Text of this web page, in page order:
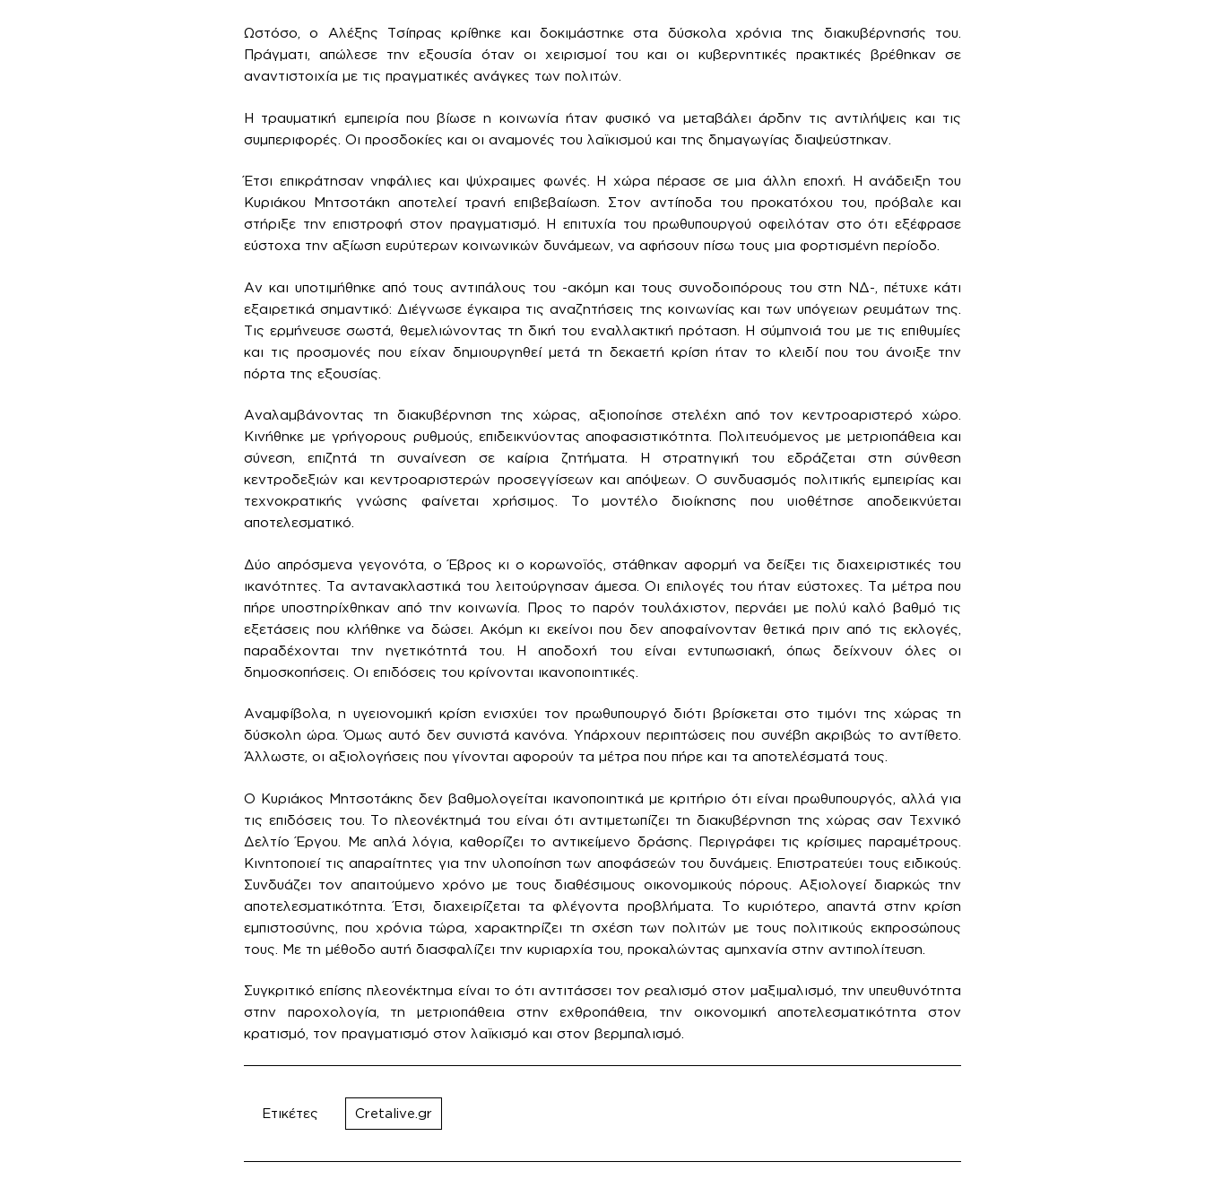
Ωστόσο, ο Αλέξης Τσίπρας κρίθηκε και δοκιμάστηκε στα δύσκολα χρόνια της διακυβέρνησής του.
Πράγματι, απώλεσε την εξουσία όταν οι χειρισμοί του και οι κυβερνητικές πρακτικές βρέθηκαν σε
αναντιστοιχία με τις πραγματικές ανάγκες των πολιτών.
Η τραυματική εμπειρία που βίωσε η κοινωνία ήταν φυσικό να μεταβάλει άρδην τις αντιλήψεις και τις
συμπεριφορές. Οι προσδοκίες και οι αναμονές του λαϊκισμού και της δημαγωγίας διαψεύστηκαν.
Έτσι επικράτησαν νηφάλιες και ψύχραιμες φωνές. Η χώρα πέρασε σε μια άλλη εποχή. Η ανάδειξη του
Κυριάκου Μητσοτάκη αποτελεί τρανή επιβεβαίωση. Στον αντίποδα του προκατόχου του, πρόβαλε και
στήριξε την επιστροφή στον πραγματισμό. Η επιτυχία του πρωθυπουργού οφειλόταν στο ότι εξέφρασε
εύστοχα την αξίωση ευρύτερων κοινωνικών δυνάμεων, να αφήσουν πίσω τους μια φορτισμένη περίοδο.
Αν και υποτιμήθηκε από τους αντιπάλους του -ακόμη και τους συνοδοιπόρους του στη ΝΔ-, πέτυχε κάτι
εξαιρετικά σημαντικό: Διέγνωσε έγκαιρα τις αναζητήσεις της κοινωνίας και των υπόγειων ρευμάτων της.
Τις ερμήνευσε σωστά, θεμελιώνοντας τη δική του εναλλακτική πρόταση. Η σύμπνοιά του με τις επιθυμίες
και τις προσμονές που είχαν δημιουργηθεί μετά τη δεκαετή κρίση ήταν το κλειδί που του άνοιξε την
πόρτα της εξουσίας.
Αναλαμβάνοντας τη διακυβέρνηση της χώρας, αξιοποίησε στελέχη από τον κεντροαριστερό χώρο.
Κινήθηκε με γρήγορους ρυθμούς, επιδεικνύοντας αποφασιστικότητα. Πολιτευόμενος με μετριοπάθεια και
σύνεση, επιζητά τη συναίνεση σε καίρια ζητήματα. Η στρατηγική του εδράζεται στη σύνθεση
κεντροδεξιών και κεντροαριστερών προσεγγίσεων και απόψεων. Ο συνδυασμός πολιτικής εμπειρίας και
τεχνοκρατικής γνώσης φαίνεται χρήσιμος. Το μοντέλο διοίκησης που υιοθέτησε αποδεικνύεται
αποτελεσματικό.
Δύο απρόσμενα γεγονότα, ο Έβρος κι ο κορωνοϊός, στάθηκαν αφορμή να δείξει τις διαχειριστικές του
ικανότητες. Τα αντανακλαστικά του λειτούργησαν άμεσα. Οι επιλογές του ήταν εύστοχες. Τα μέτρα που
πήρε υποστηρίχθηκαν από την κοινωνία. Προς το παρόν τουλάχιστον, περνάει με πολύ καλό βαθμό τις
εξετάσεις που κλήθηκε να δώσει. Ακόμη κι εκείνοι που δεν αποφαίνονταν θετικά πριν από τις εκλογές,
παραδέχονται την ηγετικότητά του. Η αποδοχή του είναι εντυπωσιακή, όπως δείχνουν όλες οι
δημοσκοπήσεις. Οι επιδόσεις του κρίνονται ικανοποιητικές.
Αναμφίβολα, η υγειονομική κρίση ενισχύει τον πρωθυπουργό διότι βρίσκεται στο τιμόνι της χώρας τη
δύσκολη ώρα. Όμως αυτό δεν συνιστά κανόνα. Υπάρχουν περιπτώσεις που συνέβη ακριβώς το αντίθετο.
Άλλωστε, οι αξιολογήσεις που γίνονται αφορούν τα μέτρα που πήρε και τα αποτελέσματά τους.
Ο Κυριάκος Μητσοτάκης δεν βαθμολογείται ικανοποιητικά με κριτήριο ότι είναι πρωθυπουργός, αλλά για
τις επιδόσεις του. Το πλεονέκτημά του είναι ότι αντιμετωπίζει τη διακυβέρνηση της χώρας σαν Τεχνικό
Δελτίο Έργου. Με απλά λόγια, καθορίζει το αντικείμενο δράσης. Περιγράφει τις κρίσιμες παραμέτρους.
Κινητοποιεί τις απαραίτητες για την υλοποίηση των αποφάσεών του δυνάμεις. Επιστρατεύει τους ειδικούς.
Συνδυάζει τον απαιτούμενο χρόνο με τους διαθέσιμους οικονομικούς πόρους. Αξιολογεί διαρκώς την
αποτελεσματικότητα. Έτσι, διαχειρίζεται τα φλέγοντα προβλήματα. Το κυριότερο, απαντά στην κρίση
εμπιστοσύνης, που χρόνια τώρα, χαρακτηρίζει τη σχέση των πολιτών με τους πολιτικούς εκπροσώπους
τους. Με τη μέθοδο αυτή διασφαλίζει την κυριαρχία του, προκαλώντας αμηχανία στην αντιπολίτευση.
Συγκριτικό επίσης πλεονέκτημα είναι το ότι αντιτάσσει τον ρεαλισμό στον μαξιμαλισμό, την υπευθυνότητα
στην παροχολογία, τη μετριοπάθεια στην εχθροπάθεια, την οικονομική αποτελεσματικότητα στον
κρατισμό, τον πραγματισμό στον λαϊκισμό και στον βερμπαλισμό.
Ετικέτες Cretalive.gr